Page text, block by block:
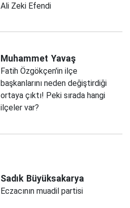
Ali Zeki Efendi
Muhammet Yavaş
Fatih Özgökçen'in ilçe
başkanlarını neden değiştirdiği
ortaya çıktı! Peki sırada hangi
ilçeler var?
Sadık Büyüksakarya
Eczacının muadil partisi